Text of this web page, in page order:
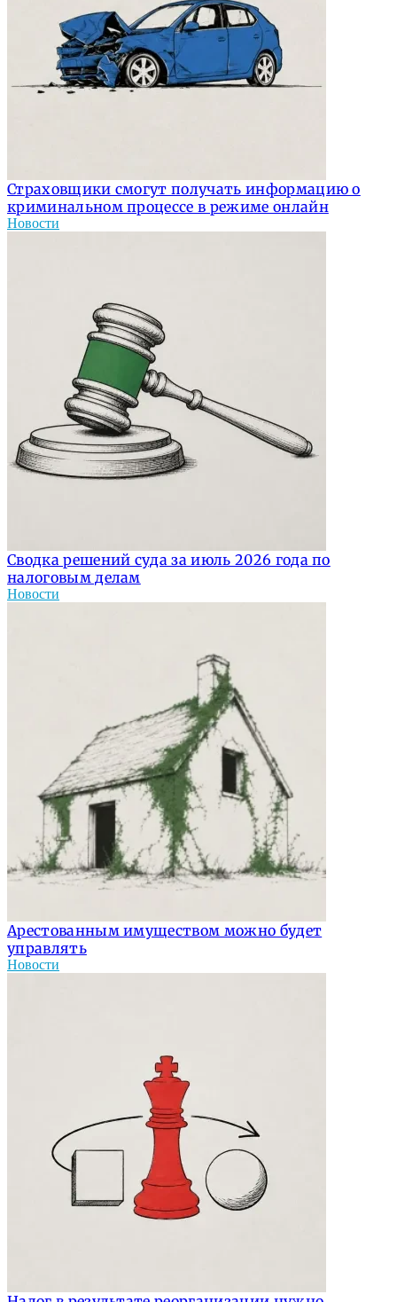
Страховщики смогут получать информацию о
криминальном процессе в режиме онлайн
Новости
Сводка решений суда за июль 2026 года по
налоговым делам
Новости
Арестованным имуществом можно будет
управлять
Новости